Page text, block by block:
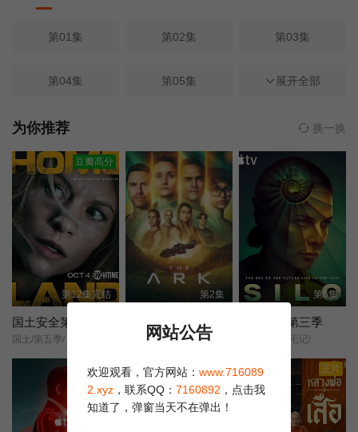
第01集 第02集 第03集
第04集 第05集 第06集
第07集 第09集
第10集 第11集 第12集
第13集 第14集
展开全部
为你推荐 换一换
豆瓣高分
第12集完结
国土安全第五季
国土/第五季/
第2集
方舟一号第三季
The Ark Season 3/
第6集
末日地堡第三季
羊毛战记/羊毛记/
豆瓣高分 正片
网站公告
欢迎观看，官方网站： www.716089
2.xyz ，联系QQ： 7160892 ，点击我
知道了，弹窗当天不在弹出！